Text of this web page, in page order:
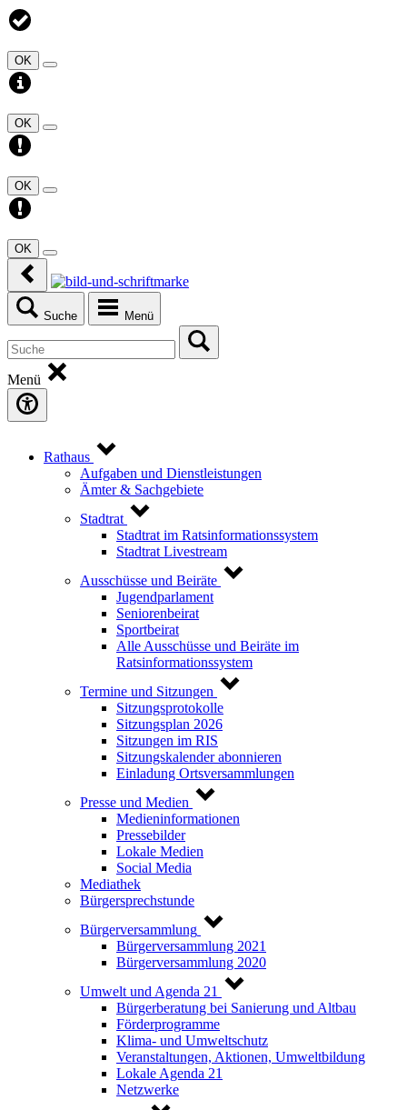
OK
OK
OK
OK
Suche Menü
Menü
Rathaus
Aufgaben und Dienstleistungen
Ämter & Sachgebiete
Stadtrat
Stadtrat im Ratsinformationssystem
Stadtrat Livestream
Ausschüsse und Beiräte
Jugendparlament
Seniorenbeirat
Sportbeirat
Alle Ausschüsse und Beiräte im
Ratsinformationssystem
Termine und Sitzungen
Sitzungsprotokolle
Sitzungsplan 2026
Sitzungen im RIS
Sitzungskalender abonnieren
Einladung Ortsversammlungen
Presse und Medien
Medieninformationen
Pressebilder
Lokale Medien
Social Media
Mediathek
Bürgersprechstunde
Bürgerversammlung
Bürgerversammlung 2021
Bürgerversammlung 2020
Umwelt und Agenda 21
Bürgerberatung bei Sanierung und Altbau
Förderprogramme
Klima- und Umweltschutz
Veranstaltungen, Aktionen, Umweltbildung
Lokale Agenda 21
Netzwerke